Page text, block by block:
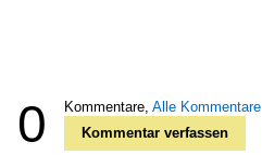
0 Kommentare, Alle Kommentare
Kommentar verfassen